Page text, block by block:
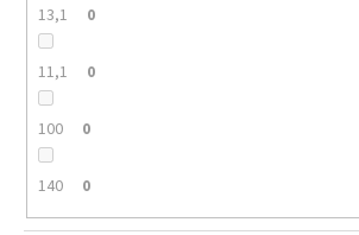
13,1 0
11,1 0
100 0
140 0